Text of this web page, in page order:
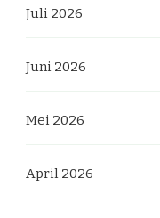
Juli 2026
Juni 2026
Mei 2026
April 2026